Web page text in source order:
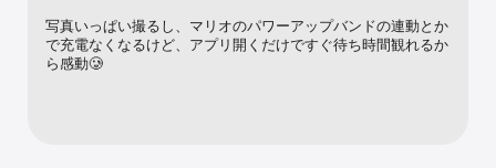
写真いっぱい撮るし、マリオのパワーアップバンドの連動とか
で充電なくなるけど、アプリ開くだけですぐ待ち時間観れるか
ら感動🥲